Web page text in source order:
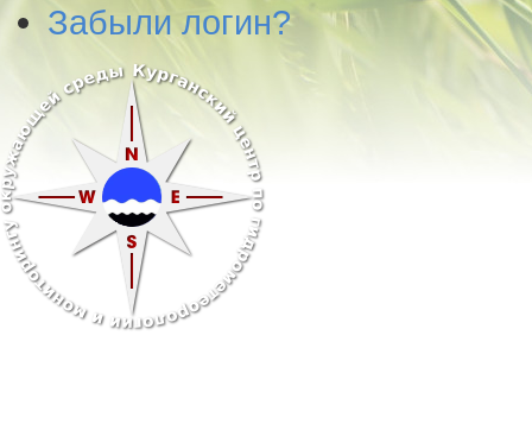
Забыли логин?